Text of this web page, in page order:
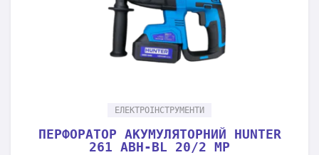
ЕЛЕКТРОІНСТРУМЕНТИ
ПЕРФОРАТОР АКУМУЛЯТОРНИЙ HUNTER
261 ABH-BL 20/2 MP